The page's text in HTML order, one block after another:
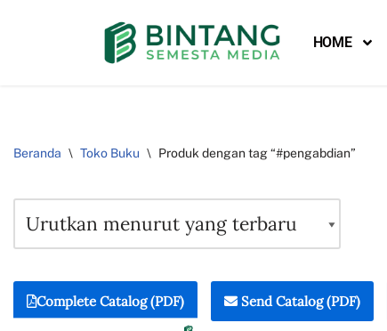
HOME
Beranda \ Toko Buku \ Produk dengan tag “#pengabdian”
Complete Catalog (PDF) Send Catalog (PDF)